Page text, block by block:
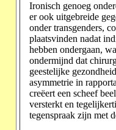
Ironisch genoeg
er ook uitgebreide
onder transgenders,
plaatsvinden nadat
hebben ondergaan,
ondermijnd dat
geestelijke
asymmetrie in
creëert een scheef
versterkt en
tegenspraak zijn met